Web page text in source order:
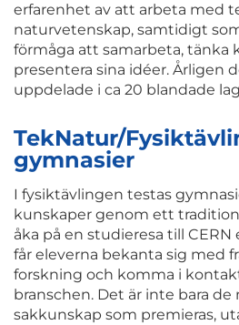
erfarenhet av att arbeta med
naturvetenskap, samtidigt
förmåga att samarbeta, tänka
presentera sina idéer. Årligen
uppdelade i ca 20 blandade
TekNatur/
gymnasier
I fysiktävlingen testas
kunskaper genom ett
åka på en studieresa till CERN
får eleverna bekanta sig med
forskning och komma i
branschen. Det är inte bara de
sakkunskap som premieras,